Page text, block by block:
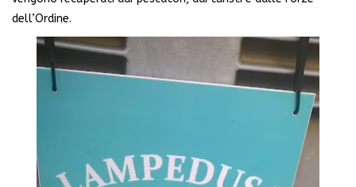
dell’Ordine.